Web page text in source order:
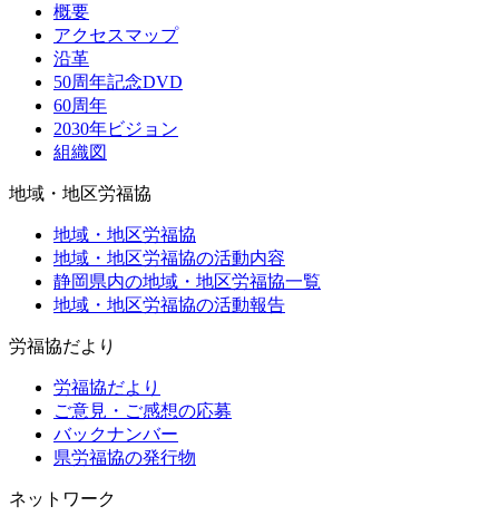
概要
アクセスマップ
沿革
50周年記念DVD
60周年
2030年ビジョン
組織図
地域・地区労福協
地域・地区労福協
地域・地区労福協の活動内容
静岡県内の地域・地区労福協一覧
地域・地区労福協の活動報告
労福協だより
労福協だより
ご意見・ご感想の応募
バックナンバー
県労福協の発行物
ネットワーク